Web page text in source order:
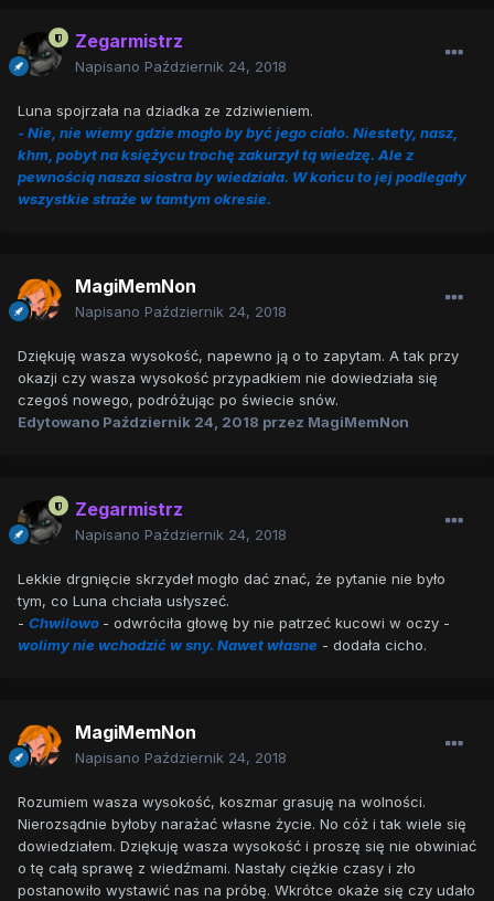
Zegarmistrz
Napisano Październik 24, 2018
Luna spojrzała na dziadka ze zdziwieniem.
- Nie, nie wiemy gdzie mogło by być jego ciało. Niestety, nasz,
khm, pobyt na księżycu trochę zakurzył tą wiedzę. Ale z
pewnością nasza siostra by wiedziała. W końcu to jej podlegały
wszystkie straże w tamtym okresie.
MagiMemNon
Napisano Październik 24, 2018
Dziękuję wasza wysokość, napewno ją o to zapytam. A tak przy
okazji czy wasza wysokość przypadkiem nie dowiedziała się
czegoś nowego, podróżując po świecie snów.
Edytowano Październik 24, 2018 przez MagiMemNon
Zegarmistrz
Napisano Październik 24, 2018
Lekkie drgnięcie skrzydeł mogło dać znać, że pytanie nie było
tym, co Luna chciała usłyszeć.
- Chwilowo - odwróciła głowę by nie patrzeć kucowi w oczy -
wolimy nie wchodzić w sny. Nawet własne - dodała cicho.
MagiMemNon
Napisano Październik 24, 2018
Rozumiem wasza wysokość, koszmar grasuję na wolności.
Nierozsądnie byłoby narażać własne życie. No cóż i tak wiele się
dowiedziałem. Dziękuję wasza wysokość i proszę się nie obwiniać
o tę całą sprawę z wiedźmami. Nastały ciężkie czasy i zło
postanowiło wystawić nas na próbę. Wkrótce okaże się czy udało